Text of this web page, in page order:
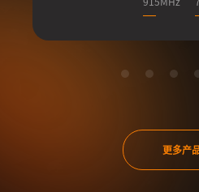
更多产